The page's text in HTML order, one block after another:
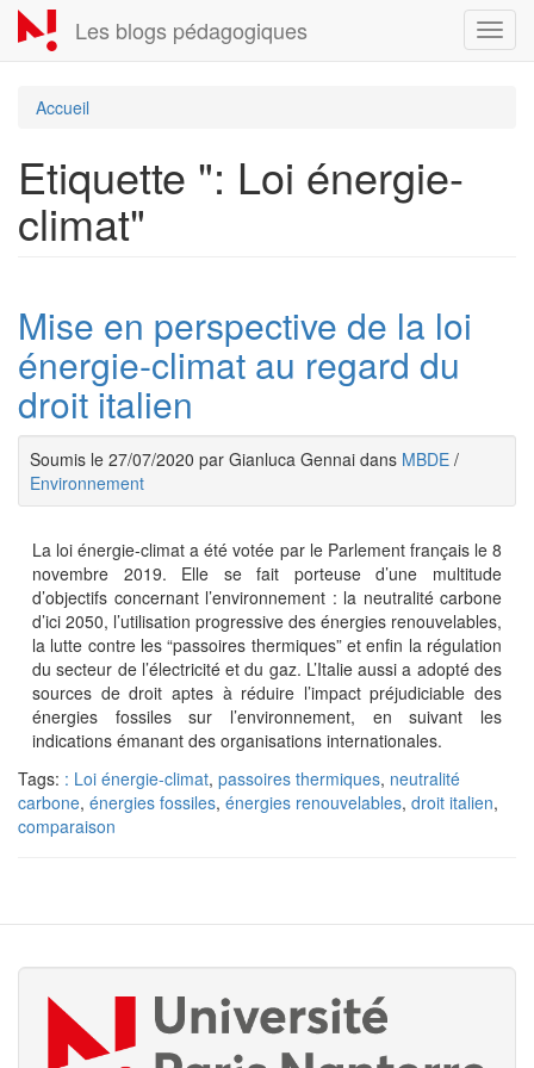
Aller
au
contenu
Les blogs pédagogiques
Accueil
Etiquette ": Loi énergie-
climat"
Mise en perspective de la loi
énergie-climat au regard du
droit italien
Soumis le 27/07/2020 par Gianluca Gennai dans MBDE /
Environnement
La loi énergie-climat a été votée par le Parlement français le 8
novembre 2019. Elle se fait porteuse d’une multitude
d’objectifs concernant l’environnement : la neutralité carbone
d’ici 2050, l’utilisation progressive des énergies renouvelables,
la lutte contre les “passoires thermiques” et enfin la régulation
du secteur de l’électricité et du gaz. L’Italie aussi a adopté des
sources de droit aptes à réduire l’impact préjudiciable des
énergies fossiles sur l’environnement, en suivant les
indications émanant des organisations internationales.
Tags: : Loi énergie-climat, passoires thermiques, neutralité
carbone, énergies fossiles, énergies renouvelables, droit italien,
comparaison